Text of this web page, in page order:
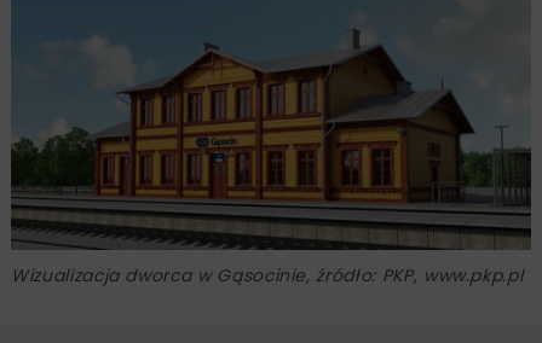
Wizualizacja dworca w Gąsocinie, źródło: PKP, www.pkp.pl